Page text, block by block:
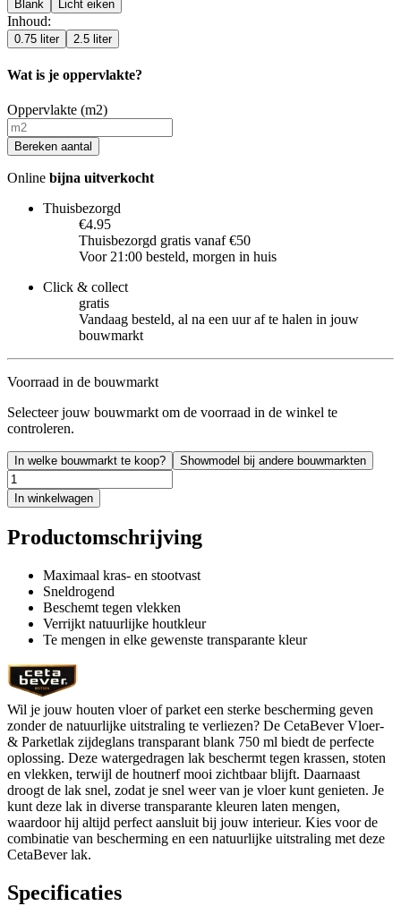
Blank Licht eiken
Inhoud:
0.75 liter 2.5 liter
Wat is je oppervlakte?
Oppervlakte (m2)
Bereken aantal
Online bijna uitverkocht
Thuisbezorgd
€4.95
Thuisbezorgd gratis vanaf €50
Voor 21:00 besteld, morgen in huis
Click & collect
gratis
Vandaag besteld, al na een uur af te halen in jouw
bouwmarkt
Voorraad in de bouwmarkt
Selecteer jouw bouwmarkt om de voorraad in de winkel te
controleren.
In welke bouwmarkt te koop? Showmodel bij andere bouwmarkten
In winkelwagen
Productomschrijving
Maximaal kras- en stootvast
Sneldrogend
Beschemt tegen vlekken
Verrijkt natuurlijke houtkleur
Te mengen in elke gewenste transparante kleur
Wil je jouw houten vloer of parket een sterke bescherming geven
zonder de natuurlijke uitstraling te verliezen? De CetaBever Vloer-
& Parketlak zijdeglans transparant blank 750 ml biedt de perfecte
oplossing. Deze watergedragen lak beschermt tegen krassen, stoten
en vlekken, terwijl de houtnerf mooi zichtbaar blijft. Daarnaast
droogt de lak snel, zodat je snel weer van je vloer kunt genieten. Je
kunt deze lak in diverse transparante kleuren laten mengen,
waardoor hij altijd perfect aansluit bij jouw interieur. Kies voor de
combinatie van bescherming en een natuurlijke uitstraling met deze
CetaBever lak.
Specificaties